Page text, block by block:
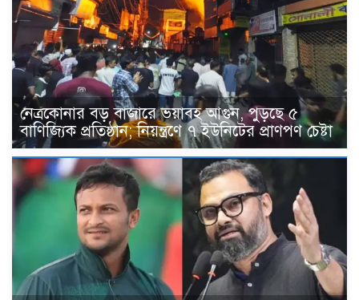
নেত্রকোনার বড় বাজারে ভয়াবহ আগুন, পুড়ছে ৫
বাণিজ্যিক প্রতিষ্ঠান; নিয়ন্ত্রণে ৭ ইউনিটের প্রাণপণ চেষ্টা